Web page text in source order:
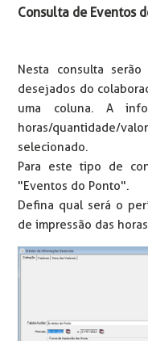
Consulta de Eventos
Nesta consulta
desejados do
uma coluna. A
horas/quantidade/
selecionado.
Para este tipo de
"Eventos do Ponto".
Defina qual será o
de impressão das